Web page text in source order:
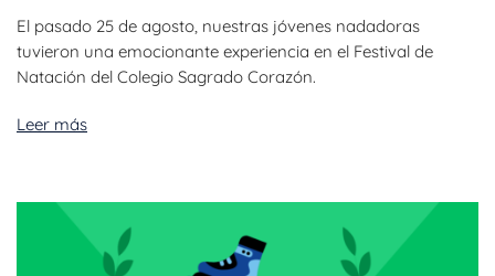
El pasado 25 de agosto, nuestras jóvenes nadadoras
tuvieron una emocionante experiencia en el Festival de
Natación del Colegio Sagrado Corazón.
Leer más